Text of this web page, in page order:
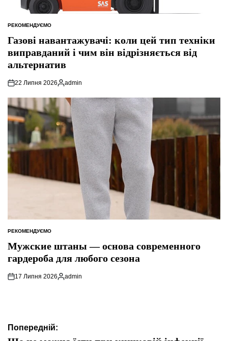
ОПУБЛІКУВАТИ
РЕКОМЕНДУЄМО
Газові навантажувачі: коли цей тип техніки
виправданий і чим він відрізняється від
альтернатив
22 Липня 2026
Опубліковано
admin
ОПУБЛІКУВАТИ
РЕКОМЕНДУЄМО
Мужские штаны — основа современного
гардероба для любого сезона
17 Липня 2026
Опубліковано
admin
Навігація
Попередній: